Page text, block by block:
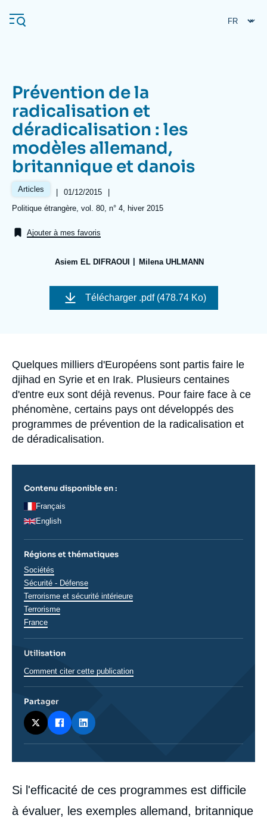
au
contenu
Navigation
principale
L'Ifri
Analyses
Événements
Se connecter
Nous soutenir
À propos de l'Ifri
L'Ifri en bref Proche-Orient
Prévention de la
radicalisation et
déradicalisation : les
modèles allemand,
britannique et danois
Articles |
Date
de
publication
01/12/2015
|
Références
Politique étrangère, vol. 80, n° 4, hiver 2015
Ajouter à mes favoris
Asiem EL DIFRAOUI Milena UHLMANN
Image
couverture
Télécharger .pdf (478.74 Ko)
Accroche
Quelques milliers d'Européens sont partis faire le
djihad en Syrie et en Irak. Plusieurs centaines
d'entre eux sont déjà revenus. Pour faire face à ce
phénomène, certains pays ont développés des
programmes de prévention de la radicalisation et
de déradicalisation.
Corps
analyses
Si l'efficacité de ces programmes est difficile
à évaluer, les exemples allemand, britannique
Contenu disponible en :
Français
English
Régions et thématiques
Thématiques
analyses
Sociétés
Sécurité - Défense
Terrorisme et sécurité intérieure
Terrorisme
Régions
France
Utilisation
Comment citer cette publication
Partager